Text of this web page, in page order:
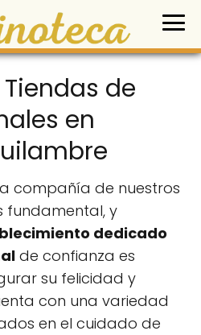
de
en
compañía de nuestros
fundamental, y
dedicado
de confianza es
su felicidad y
con una variedad
en el cuidado de